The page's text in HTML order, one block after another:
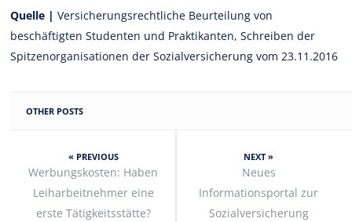
Quelle |Versicherungsrechtliche Beurteilung von
beschäftigten Studenten und Praktikanten, Schreiben der
Spitzenorganisationen der Sozialversicherung vom 23.11.2016
OTHER POSTS
« PREVIOUS
Werbungskosten: Haben
Leiharbeitnehmer eine
erste Tätigkeitsstätte?
NEXT »
Neues
Informationsportal zur
Sozialversicherung